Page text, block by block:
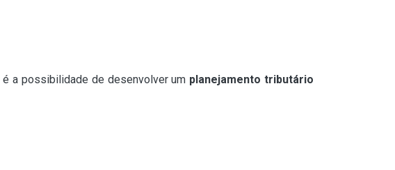
é a possibilidade de desenvolver um planejamento tributário